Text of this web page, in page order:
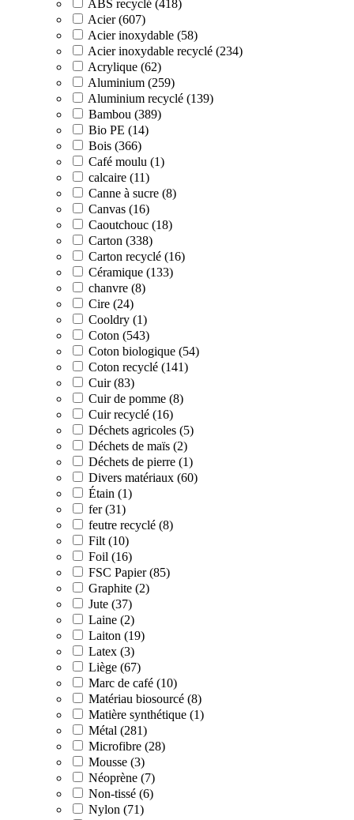
ABS recyclé (418)
Acier (607)
Acier inoxydable (58)
Acier inoxydable recyclé (234)
Acrylique (62)
Aluminium (259)
Aluminium recyclé (139)
Bambou (389)
Bio PE (14)
Bois (366)
Café moulu (1)
calcaire (11)
Canne à sucre (8)
Canvas (16)
Caoutchouc (18)
Carton (338)
Carton recyclé (16)
Céramique (133)
chanvre (8)
Cire (24)
Cooldry (1)
Coton (543)
Coton biologique (54)
Coton recyclé (141)
Cuir (83)
Cuir de pomme (8)
Cuir recyclé (16)
Déchets agricoles (5)
Déchets de maïs (2)
Déchets de pierre (1)
Divers matériaux (60)
Étain (1)
fer (31)
feutre recyclé (8)
Filt (10)
Foil (16)
FSC Papier (85)
Graphite (2)
Jute (37)
Laine (2)
Laiton (19)
Latex (3)
Liège (67)
Marc de café (10)
Matériau biosourcé (8)
Matière synthétique (1)
Métal (281)
Microfibre (28)
Mousse (3)
Néoprène (7)
Non-tissé (6)
Nylon (71)